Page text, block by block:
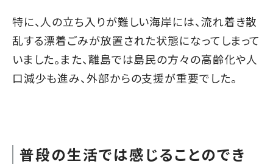
特に、人の立ち入りが難しい海岸には、流れ着き散
乱する漂着ごみが放置された状態になってしまって
いました。また、離島では島民の方々の高齢化や人
口減少も進み、外部からの支援が重要でした。
普段の生活では感じることのでき